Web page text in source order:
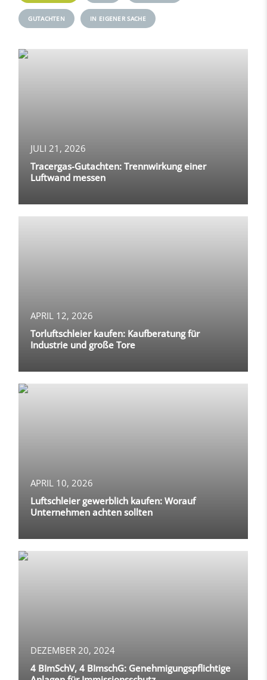
GUTACHTEN IN EIGENER SACHE
JULI 21, 2026
Tracergas-Gutachten: Trennwirkung einer
Luftwand messen
APRIL 12, 2026
Torluftschleier kaufen: Kaufberatung für
Industrie und große Tore
APRIL 10, 2026
Luftschleier gewerblich kaufen: Worauf
Unternehmen achten sollten
DEZEMBER 20, 2024
4 BImSchV, 4 BImschG: Genehmigungspflichtige